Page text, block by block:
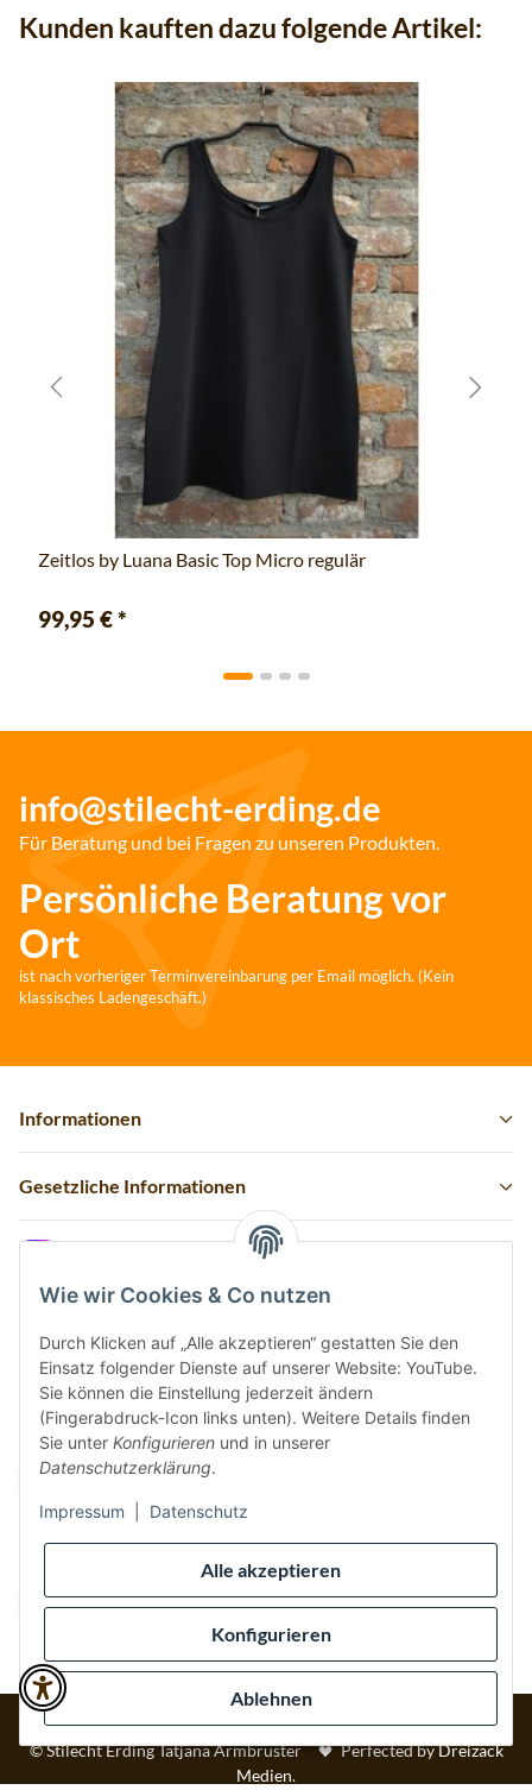
Alle akzeptieren
Konfigurieren
Ablehnen
Wie wir Cookies & Co nutzen
Durch Klicken auf „Alle akzeptieren“ gestatten Sie den
Einsatz folgender Dienste auf unserer Website: YouTube.
Sie können die Einstellung jederzeit ändern
(Fingerabdruck-Icon links unten). Weitere Details finden
Sie unter Konfigurieren und in unserer
Datenschutzerklärung.
Impressum Datenschutz
Kunden kauften dazu folgende Artikel:
Zeitlos by Luana Basic Top Micro regulär
99,95 €*
info@stilecht-erding.de
Für Beratung und bei Fragen zu unseren Produkten.
Persönliche Beratung vor
Ort
ist nach vorheriger Terminvereinbarung per Email möglich. (Kein
klassisches Ladengeschäft.)
Informationen
Gesetzliche Informationen
Vertrag widerrufen
Sicher bezahlen via:
Wir versenden via:
* Alle Preise inkl. gesetzlicher USt., inkl.Versand
© Stilecht Erding Tatjana Armbruster
Perfected byDreizack
Medien.